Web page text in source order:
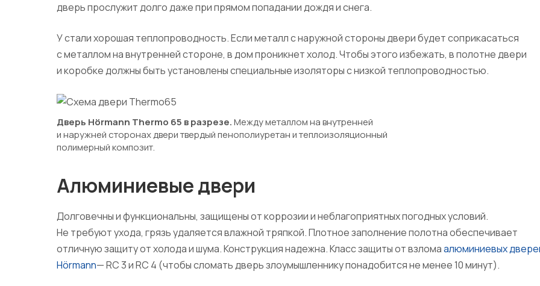
дверь прослужит долго даже при прямом попадании дождя и снега.
У стали хорошая теплопроводность. Если металл с наружной стороны двери будет соприкасаться
с металлом на внутренней стороне, в дом проникнет холод. Чтобы этого избежать, в полотне двери
и коробке должны быть установлены специальные изоляторы с низкой теплопроводностью.
Дверь Hörmann Thermo 65 в разрезе.Между металлом на внутренней
и наружней сторонах двери твердый пенополиуретан и теплоизоляционный
полимерный композит.
Алюминиевые двери
Долговечны и функциональны, защищены от коррозии и неблагоприятных погодных условий.
Не требуют ухода, грязь удаляется влажной тряпкой. Плотное заполнение полотна обеспечивает
отличную защиту от холода и шума. Конструкция надежна. Класс защиты от взломаалюминиевых
Hörmann— RC 3 и RC 4 (чтобы сломать дверь злоумышленнику понадобится не менее 10 минут).